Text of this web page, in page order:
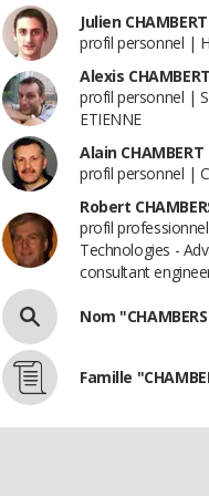
Julien CHAMBERT
profil personnel |
Alexis CHAMBERT
profil personnel |
ETIENNE
Alain CHAMBERT
profil personnel |
Robert
profil
Technologies -
consultant
Nom
Famille